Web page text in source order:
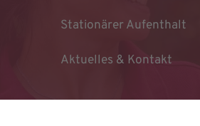
Stationärer Aufenthalt
Aktuelles & Kontakt